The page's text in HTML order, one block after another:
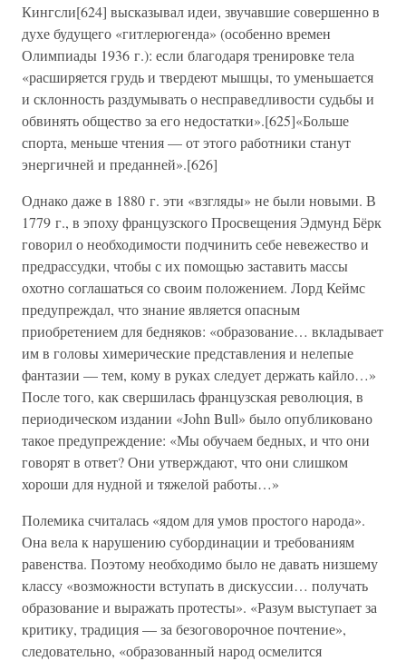
Кингсли[624] высказывал идеи, звучавшие совершенно в
духе будущего «гитлерюгенда» (особенно времен
Олимпиады 1936 г.): если благодаря тренировке тела
«расширяется грудь и твердеют мышцы, то уменьшается
и склонность раздумывать о несправедливости судьбы и
обвинять общество за его недостатки».[625]«Больше
спорта, меньше чтения — от этого работники станут
энергичней и преданней».[626]
Однако даже в 1880 г. эти «взгляды» не были новыми. В
1779 г., в эпоху французского Просвещения Эдмунд Бёрк
говорил о необходимости подчинить себе невежество и
предрассудки, чтобы с их помощью заставить массы
охотно соглашаться со своим положением. Лорд Кеймс
предупреждал, что знание является опасным
приобретением для бедняков: «образование… вкладывает
им в головы химерические представления и нелепые
фантазии — тем, кому в руках следует держать кайло…»
После того, как свершилась французская революция, в
периодическом издании «John Bull» было опубликовано
такое предупреждение: «Мы обучаем бедных, и что они
говорят в ответ? Они утверждают, что они слишком
хороши для нудной и тяжелой работы…»
Полемика считалась «ядом для умов простого народа».
Она вела к нарушению субординации и требованиям
равенства. Поэтому необходимо было не давать низшему
классу «возможности вступать в дискуссии… получать
образование и выражать протесты». «Разум выступает за
критику, традиция — за безоговорочное почтение»,
следовательно, «образованный народ осмелится